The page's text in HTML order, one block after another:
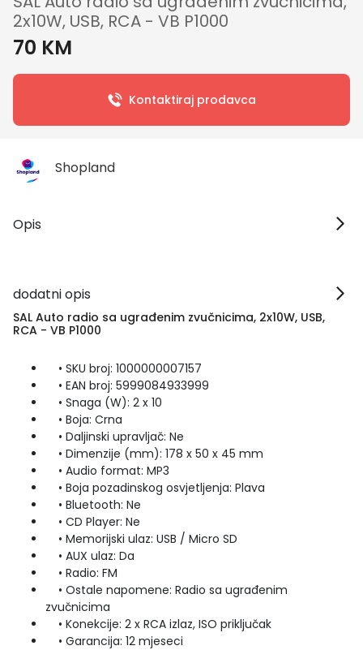
2x10W, USB, RCA - VB P1000
70 KM
Kontaktiraj prodavca
Shopland
Opis
dodatni opis
SAL Auto radio sa ugrađenim zvučnicima, 2x10W, USB,
RCA - VB P1000
• SKU broj: 1000000007157
• EAN broj: 5999084933999
• Snaga (W): 2 x 10
• Boja: Crna
• Daljinski upravljač: Ne
• Dimenzije (mm): 178 x 50 x 45 mm
• Audio format: MP3
• Boja pozadinskog osvjetljenja: Plava
• Bluetooth: Ne
• CD Player: Ne
• Memorijski ulaz: USB / Micro SD
• AUX ulaz: Da
• Radio: FM
• Ostale napomene: Radio sa ugrađenim
zvučnicima
• Konekcije: 2 x RCA izlaz, ISO priključak
• Garancija: 12 mjeseci